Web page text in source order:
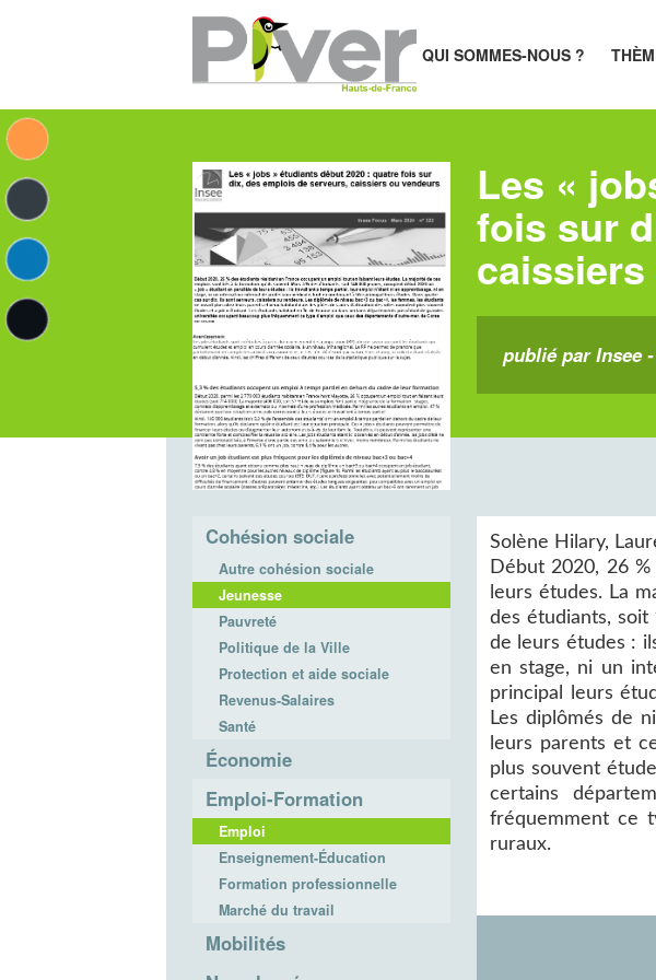
QUI SOMMES-NOUS ?
Les «
fois sur
publié par Insee
Cohésion sociale
Autre cohésion sociale
Jeunesse
Pauvreté
Politique de la Ville
Protection et aide sociale
Revenus-Salaires
Santé
Économie
Emploi-Formation
Emploi
Enseignement-Éducation
Formation professionnelle
Marché du travail
Mobilités
Solène Hilary,
Début 2020, 26
leurs études. La
des étudiants,
de leurs études :
en stage, ni un
principal leurs
Les diplômés de
leurs parents et
plus souvent
certains
fréquemment ce
ruraux.